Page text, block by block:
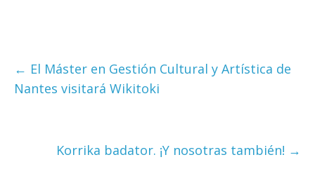
← El Máster en Gestión Cultural y Artística de
Nantes visitará Wikitoki
Korrika badator. ¡Y nosotras también! →